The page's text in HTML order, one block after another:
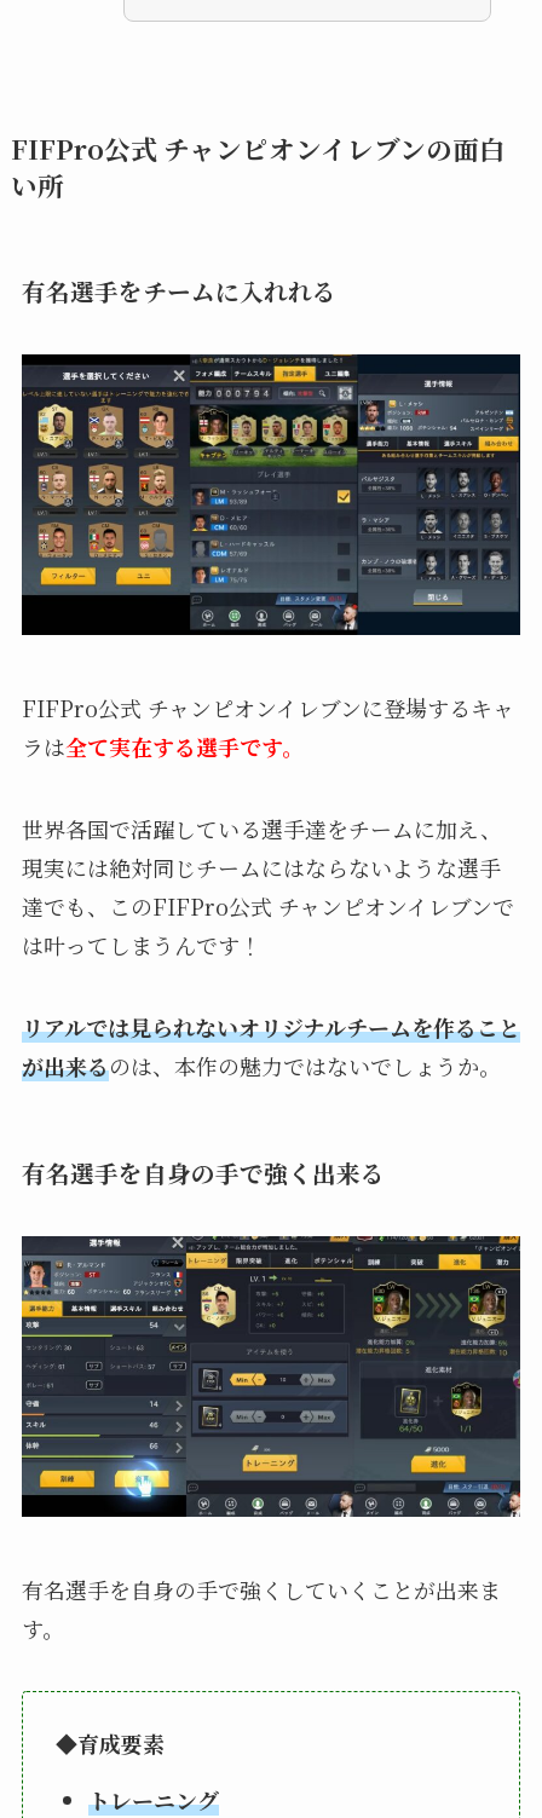
FIFPro公式 チャンピオンイレブンの面白
い所
有名選手をチームに入れれる
FIFPro公式 チャンピオンイレブンに登場するキャ
ラは全て実在する選手です。
世界各国で活躍している選手達をチームに加え、
現実には絶対同じチームにはならないような選手
達でも、このFIFPro公式 チャンピオンイレブンで
は叶ってしまうんです！
リアルでは見られないオリジナルチームを作ること
が出来るのは、本作の魅力ではないでしょうか。
有名選手を自身の手で強く出来る
有名選手を自身の手で強くしていくことが出来ま
す。
◆育成要素
トレーニング